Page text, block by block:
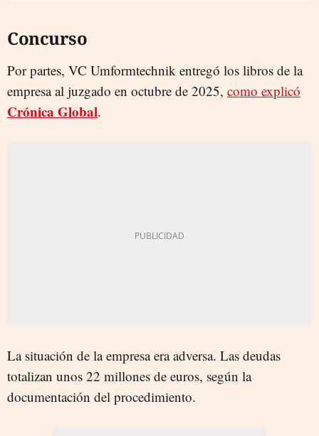
Concurso
Por partes, VC Umformtechnik entregó los libros de la
empresa al juzgado en octubre de 2025, como explicó
Crónica Global.
La situación de la empresa era adversa. Las deudas
totalizan unos 22 millones de euros, según la
documentación del procedimiento.